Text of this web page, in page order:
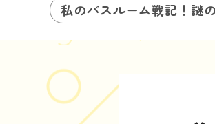
私のバスルーム戦記！謎